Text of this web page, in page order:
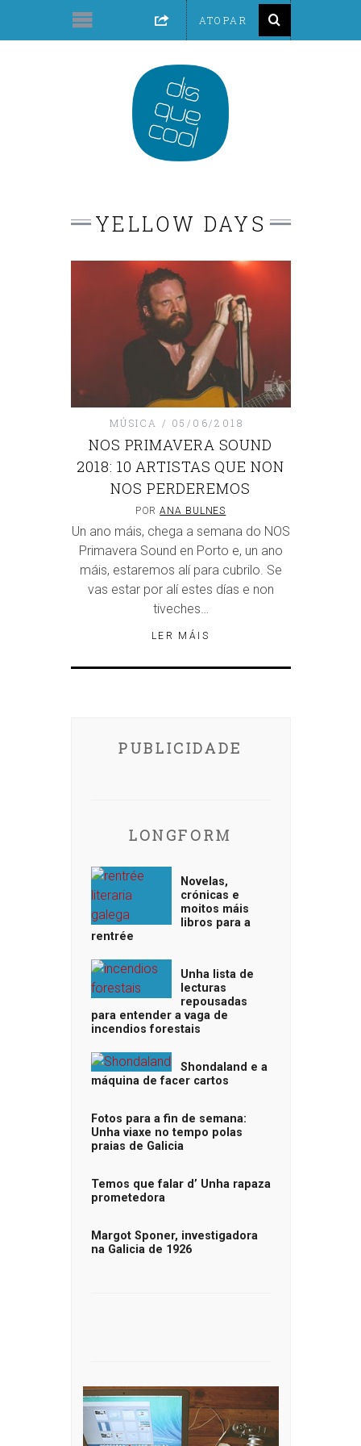
YELLOW DAYS
MÚSICA 05/06/2018
NOS PRIMAVERA SOUND
2018: 10 ARTISTAS QUE NON
NOS PERDEREMOS
PORANA BULNES
Un ano máis, chega a semana do NOS
Primavera Sound en Porto e, un ano
máis, estaremos alí para cubrilo. Se
vas estar por alí estes días e non
tiveches…
LER MÁIS
PUBLICIDADE
LONGFORM
Novelas,
crónicas e
moitos máis
libros para a
rentrée
Unha lista de
lecturas
repousadas
para entender a vaga de
incendios forestais
Shondaland e a
máquina de facer cartos
Fotos para a fin de semana:
Unha viaxe no tempo polas
praias de Galicia
Temos que falar d’ Unha rapaza
prometedora
Margot Sponer, investigadora
na Galicia de 1926